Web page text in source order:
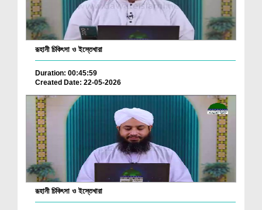
রূহানী চিকিৎসা ও ইস্তেখারা
Duration: 00:45:59
Created Date: 22-05-2026
রূহানী চিকিৎসা ও ইস্তেখারা